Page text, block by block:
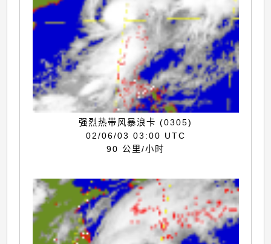
强烈热带风暴浪卡 (0305)
02/06/03 03:00 UTC
90 公里/小时